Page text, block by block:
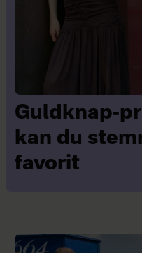
Guldknap-
kan du
favorit